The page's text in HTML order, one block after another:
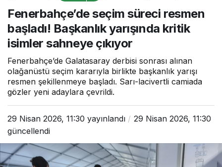
yarışında kritik isimler
sahneye çıkıyor
Fenerbahçe’de seçim süreci resmen
başladı! Başkanlık yarışında kritik
isimler sahneye çıkıyor
Fenerbahçe’de Galatasaray derbisi sonrası alınan
olağanüstü seçim kararıyla birlikte başkanlık yarışı
resmen şekillenmeye başladı. Sarı-lacivertli camiada
gözler yeni adaylara çevrildi.
29 Nisan 2026, 11:30 yayınlandı
29 Nisan 2026, 11:30
güncellendi